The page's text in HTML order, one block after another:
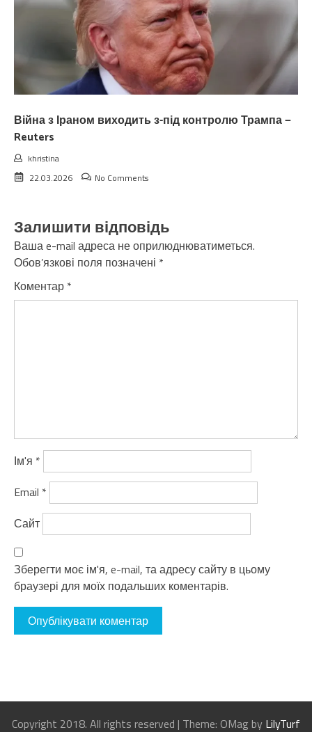
Війна з Іраном виходить з-під контролю Трампа —
Reuters
khristina
22.03.2026
No Comments
Залишити відповідь
Ваша e-mail адреса не оприлюднюватиметься.
Обов’язкові поля позначені *
Коментар *
Ім'я *
Email *
Сайт
Зберегти моє ім'я, e-mail, та адресу сайту в цьому
браузері для моїх подальших коментарів.
Copyright 2018. All rights reserved | Theme: OMag by LilyTurf